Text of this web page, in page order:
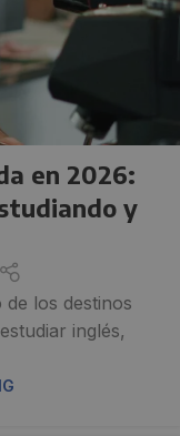
en 2026:
y
los destinos
inglés,